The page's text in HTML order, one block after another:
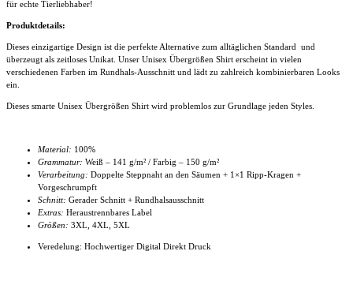
für echte Tierliebhaber!
Produktdetails:
Dieses einzigartige Design ist die perfekte Alternative zum alltäglichen Standard und
überzeugt als zeitloses Unikat. Unser Unisex Übergrößen Shirt erscheint in vielen
verschiedenen Farben im Rundhals-Ausschnitt und lädt zu zahlreich kombinierbaren Looks
ein.
Dieses smarte Unisex Übergrößen Shirt wird problemlos zur Grundlage jeden Styles.
Material: 100%
Grammatur: Weiß – 141 g/m² / Farbig – 150 g/m²
Verarbeitung: Doppelte Steppnaht an den Säumen + 1×1 Ripp-Kragen +
Vorgeschrumpft
Schnitt: Gerader Schnitt + Rundhalsausschnitt
Extras: Heraustrennbares Label
Größen: 3XL, 4XL , 5XL
Veredelung: Hochwertiger Digital Direkt Druck